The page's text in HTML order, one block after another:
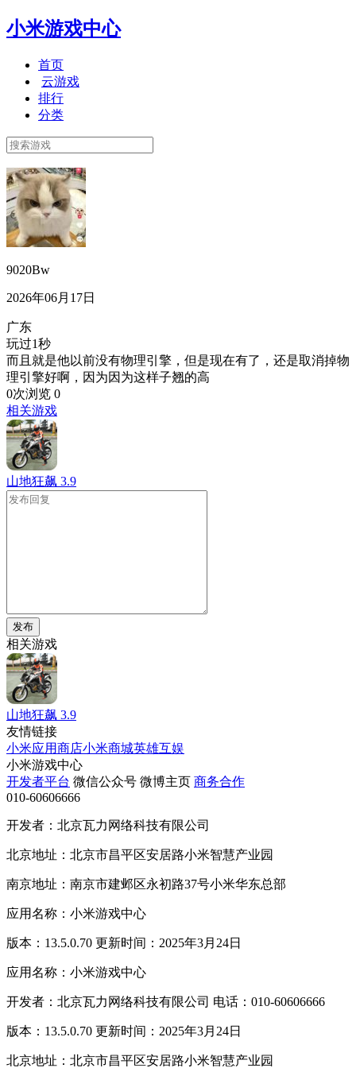
小米游戏中心
首页
云游戏
排行
分类
9020Bw
2026年06月17日
广东
玩过1秒
而且就是他以前没有物理引擎，但是现在有了，还是取消掉物
理引擎好啊，因为因为这样子翘的高
0次浏览 0
相关游戏
山地狂飙 3.9
发布
相关游戏
山地狂飙 3.9
友情链接
小米应用商店小米商城英雄互娱
小米游戏中心
开发者平台 微信公众号 微博主页 商务合作
010-60606666
开发者：北京瓦力网络科技有限公司
北京地址：北京市昌平区安居路小米智慧产业园
南京地址：南京市建邺区永初路37号小米华东总部
应用名称：小米游戏中心
版本：13.5.0.70 更新时间：2025年3月24日
应用名称：小米游戏中心
开发者：北京瓦力网络科技有限公司 电话：010-60606666
版本：13.5.0.70 更新时间：2025年3月24日
北京地址：北京市昌平区安居路小米智慧产业园